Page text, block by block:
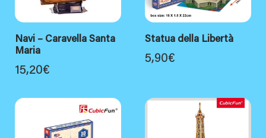
Navi – Caravella Santa
Maria
15,20€
Statua della Libertà
5,90€